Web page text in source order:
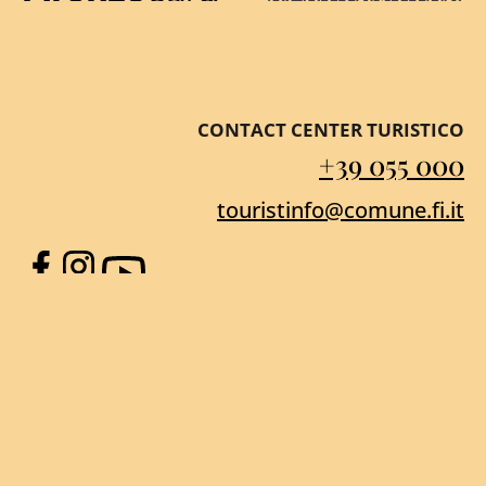
CONTACT CENTER TURISTICO
+39 055 000
touristinfo@comune.fi.it
Facebook
Instagram
YouTube